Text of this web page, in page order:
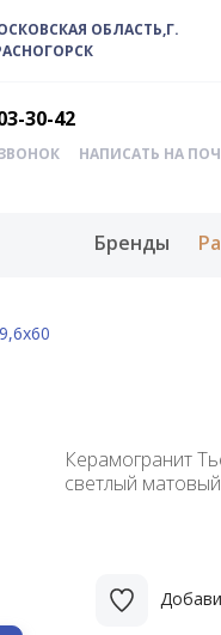
ОБЛАСТЬ,Г.
30-42
НАПИСАТЬ НА
Бренды
Керамогранит
светлый